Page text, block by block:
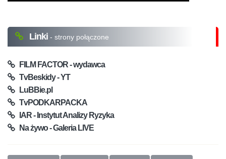
Linki - strony połączone
FILM FACTOR - wydawca
TvBeskidy - YT
LuBBie.pl
TvPODKARPACKA
IAR - Instytut Analizy Ryzyka
Na żywo - Galeria LIVE